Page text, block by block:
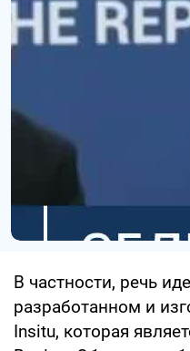
В частности, речь
разработанном и
Insitu, которая